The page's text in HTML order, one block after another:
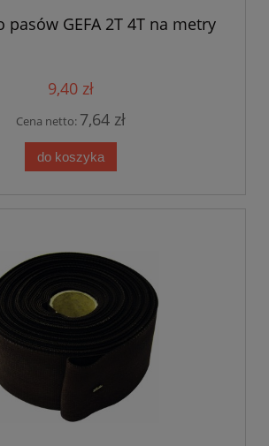
pasów GEFA 2T 4T na metry
9,40 zł
Cena netto: 7,64 zł
do koszyka